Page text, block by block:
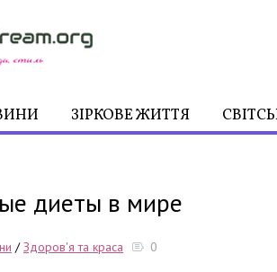
ЗІРКОВЕ ЖИТТЯ
диеты в мире
/Здоров'я та краса 0